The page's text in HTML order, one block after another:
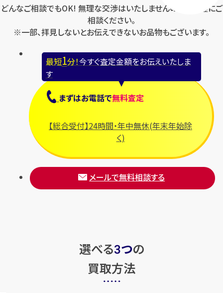
どんなご相談でもOK! 無理な交渉はいたしませんのでお気軽にご
相談ください。
※一部、拝見しないとお伝えできないお品物もございます。
最短1分！今すぐ査定金額をお伝えいたしま
す
まずはお電話で無料査定
【総合受付】24時間・年中無休(年末年始除
く)
メールで無料相談する
選べる3つの
買取方法